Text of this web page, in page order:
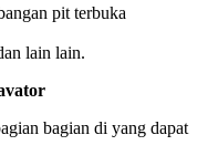
pit terbuka
lain lain.
bagian di yang dapat